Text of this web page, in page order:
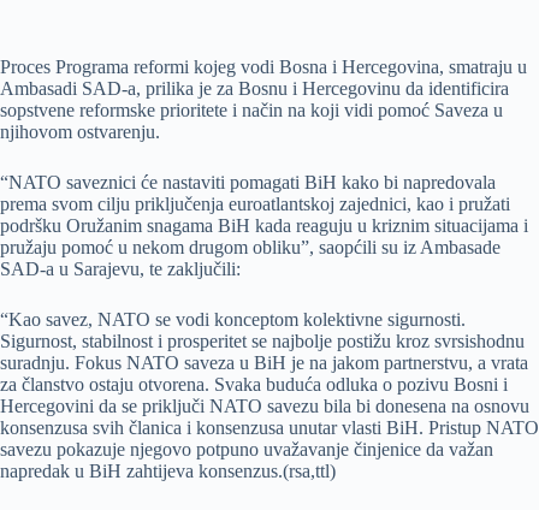
Proces Programa reformi kojeg vodi Bosna i Hercegovina, smatraju u
Ambasadi SAD-a, prilika je za Bosnu i Hercegovinu da identificira
sopstvene reformske prioritete i način na koji vidi pomoć Saveza u
njihovom ostvarenju.
“NATO saveznici će nastaviti pomagati BiH kako bi napredovala
prema svom cilju priključenja euroatlantskoj zajednici, kao i pružati
podršku Oružanim snagama BiH kada reaguju u kriznim situacijama i
pružaju pomoć u nekom drugom obliku”, saopćili su iz Ambasade
SAD-a u Sarajevu, te zaključili:
“Kao savez, NATO se vodi konceptom kolektivne sigurnosti.
Sigurnost, stabilnost i prosperitet se najbolje postižu kroz svrsishodnu
suradnju. Fokus NATO saveza u BiH je na jakom partnerstvu, a vrata
za članstvo ostaju otvorena. Svaka buduća odluka o pozivu Bosni i
Hercegovini da se priključi NATO savezu bila bi donesena na osnovu
konsenzusa svih članica i konsenzusa unutar vlasti BiH. Pristup NATO
savezu pokazuje njegovo potpuno uvažavanje činjenice da važan
napredak u BiH zahtijeva konsenzus.(rsa,ttl)